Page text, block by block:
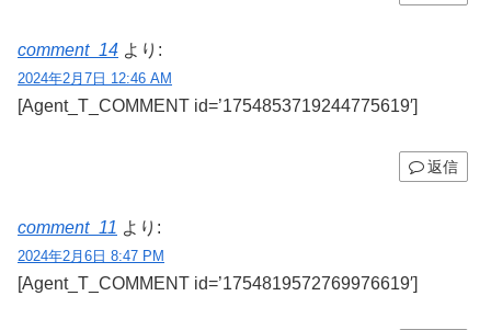
comment_14 より:
2024年2月7日 12:46 AM
[Agent_T_COMMENT id=’1754853719244775619′]
返信
comment_11 より:
2024年2月6日 8:47 PM
[Agent_T_COMMENT id=’1754819572769976619′]